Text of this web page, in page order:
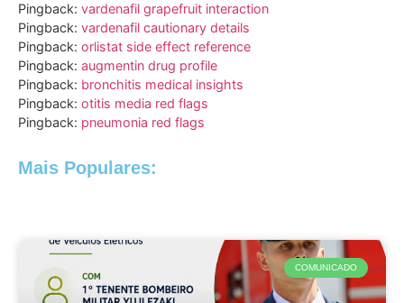
Pingback: vardenafil grapefruit interaction
Pingback: vardenafil cautionary details
Pingback: orlistat side effect reference
Pingback: augmentin drug profile
Pingback: bronchitis medical insights
Pingback: otitis media red flags
Pingback: pneumonia red flags
Mais Populares:
COMUNICADO